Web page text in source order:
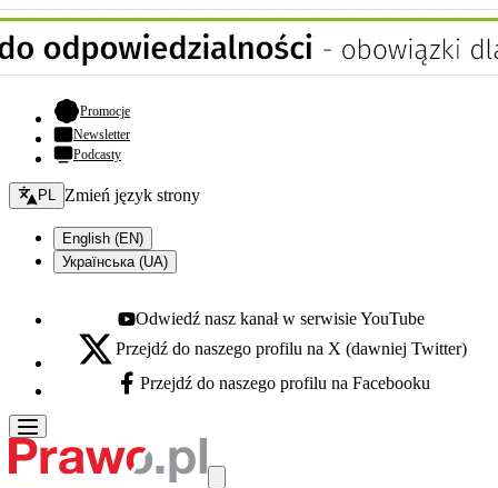
Promocje- otwiera się w nowej karcie
Newsletter
Podcasty
Zmień język - bieżący:
PL Zmień język strony
English (EN)
Українська (UA)
Youtube - otwiera się w nowej karcie
Odwiedź nasz kanał w serwisie YouTube
X - otwiera się w nowej karcie
Przejdź do naszego profilu na X (dawniej Twitter)
Facebook - otwiera się w nowej karcie
Przejdź do naszego profilu na Facebooku